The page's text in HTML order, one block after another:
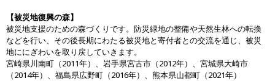
【被災地復興の森】
被災地支援のための森づくりです。防災緑地の整備や天然生林への転換
などを行い、その後長期にわたる被災地と寄付者との交流を通じ、被災
地ににぎわいを取り戻していきます。
宮崎県川南町（2011年）、岩手県宮古市（2012年）、宮城県大崎市
（2014年）、福島県広野町（2016年）、熊本県山都町（2021年）